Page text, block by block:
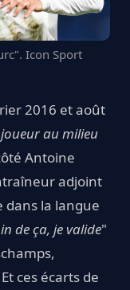
Icon Sport
2016 et août
au milieu
Antoine
adjoint
dans la langue
de ça, je valide"
ces écarts de